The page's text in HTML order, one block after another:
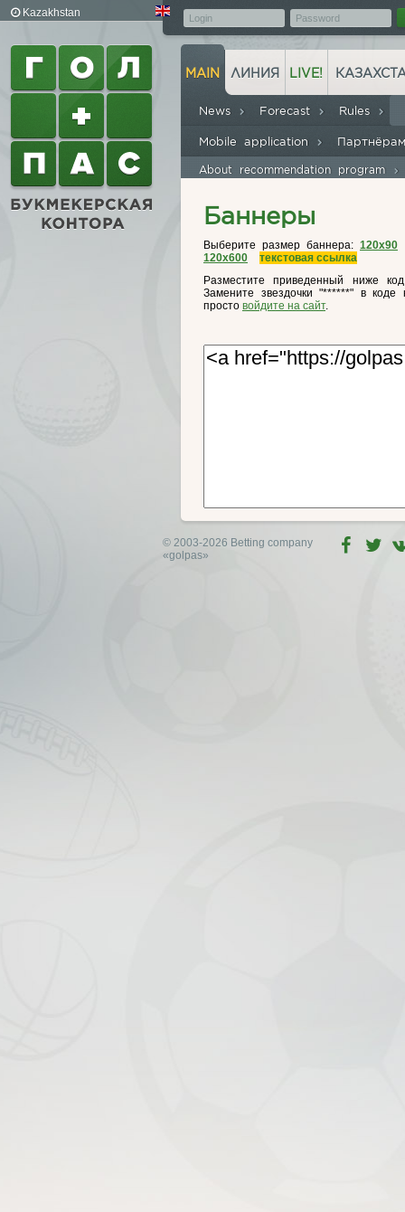
Kazakhstan
MAIN
News Forecast Rules
About recommendation program
Mobile application
ЛИНИЯ LIVE!
Баннеры
Выберите размер баннера: 120x90
120x600
текстовая ссылка
Разместите приведенный ниже
Замените звездочки "******" в коде
просто войдите на сайт.
© 2003-2026 Betting company
«golpas»